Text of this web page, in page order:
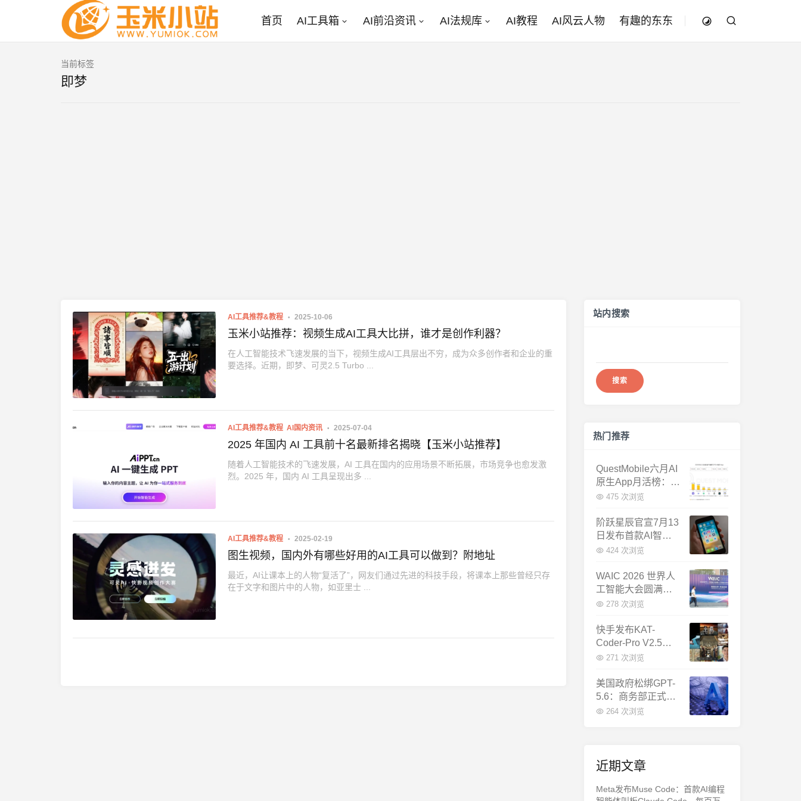
首页 AI工具箱 AI前沿资讯 AI法规库 AI教程 AI风云人物 有趣的东东
当前标签
即梦
AI工具推荐&教程 2025-10-06
玉米小站推荐：视频生成AI工具大比拼，谁才是创作利器？
在人工智能技术飞速发展的当下，视频生成AI工具层出不穷，成为众多创作者和企业的重
要选择。近期，即梦、可灵2.5 Turbo ...
AI工具推荐&教程 AI国内资讯 2025-07-04
2025 年国内 AI 工具前十名最新排名揭晓【玉米小站推荐】
随着人工智能技术的飞速发展，AI 工具在国内的应用场景不断拓展，市场竞争也愈发激
烈。2025 年，国内 AI 工具呈现出多 ...
AI工具推荐&教程 2025-02-19
图生视频，国内外有哪些好用的AI工具可以做到？附地址
最近，AI让课本上的人物“复活了”，网友们通过先进的科技手段，将课本上那些曾经只存
在于文字和图片中的人物，如亚里士 ...
站内搜索
热门推荐
QuestMobile六月AI
原生App月活榜：豆
包3.8亿断层第一，
倍
475 次浏览
阶跃星辰官宣7月13
日发布首款AI智能
体终端：大模型公
424 次浏览
WAIC 2026 世界人
工智能大会圆满闭
幕：多项重磅成果
球AI合作新中心
278 次浏览
快手发布KAT-
Coder-Pro V2.5：
首个能端到端跑通
编程模型
271 次浏览
美国政府松绑GPT-
5.6：商务部正式放
行，OpenAI本周全
264 次浏览
近期文章
Meta发布Muse Code：首款AI编程